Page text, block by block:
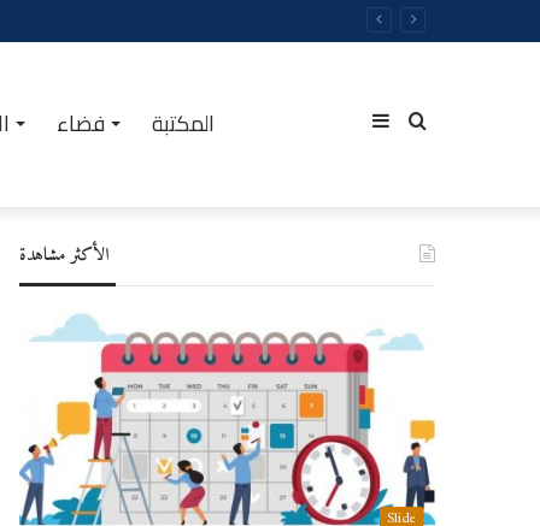
فضاء المكتبة Rechercher
Sidebar
(barre
latérale)
الأكثر مشاهدة
Slide